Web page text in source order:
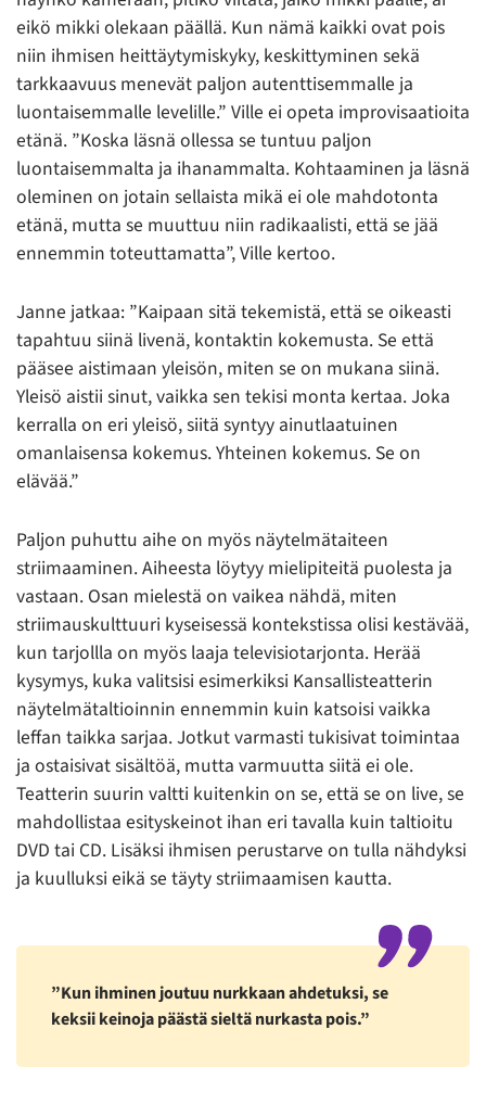
eikö mikki olekaan päällä. Kun nämä kaikki ovat pois
niin ihmisen heittäytymiskyky, keskittyminen sekä
tarkkaavuus menevät paljon autenttisemmalle ja
luontaisemmalle levelille.” Ville ei opeta improvisaatioita
etänä. ”Koska läsnä ollessa se tuntuu paljon
luontaisemmalta ja ihanammalta. Kohtaaminen ja läsnä
oleminen on jotain sellaista mikä ei ole mahdotonta
etänä, mutta se muuttuu niin radikaalisti, että se jää
ennemmin toteuttamatta”, Ville kertoo.
Janne jatkaa: ”Kaipaan sitä tekemistä, että se oikeasti
tapahtuu siinä livenä, kontaktin kokemusta. Se että
pääsee aistimaan yleisön, miten se on mukana siinä.
Yleisö aistii sinut, vaikka sen tekisi monta kertaa. Joka
kerralla on eri yleisö, siitä syntyy ainutlaatuinen
omanlaisensa kokemus. Yhteinen kokemus. Se on
elävää.”
Paljon puhuttu aihe on myös näytelmätaiteen
striimaaminen. Aiheesta löytyy mielipiteitä puolesta ja
vastaan. Osan mielestä on vaikea nähdä, miten
striimauskulttuuri kyseisessä kontekstissa olisi kestävää,
kun tarjollla on myös laaja televisiotarjonta. Herää
kysymys, kuka valitsisi esimerkiksi Kansallisteatterin
näytelmätaltioinnin ennemmin kuin katsoisi vaikka
leffan taikka sarjaa. Jotkut varmasti tukisivat toimintaa
ja ostaisivat sisältöä, mutta varmuutta siitä ei ole.
Teatterin suurin valtti kuitenkin on se, että se on live, se
mahdollistaa esityskeinot ihan eri tavalla kuin taltioitu
DVD tai CD. Lisäksi ihmisen perustarve on tulla nähdyksi
ja kuulluksi eikä se täyty striimaamisen kautta.
”Kun ihminen joutuu nurkkaan ahdetuksi, se
keksii keinoja päästä sieltä nurkasta pois.”